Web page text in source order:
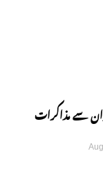
سے مذاکرات
جلد کھل جائے